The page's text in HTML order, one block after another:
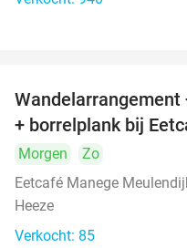
+ borrelplank bij
Morgen
Zo
Eetcafé Manege
Heeze
Verkocht: 85